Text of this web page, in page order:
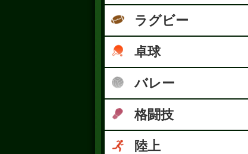
ラグビー
卓球
バレー
格闘技
陸上